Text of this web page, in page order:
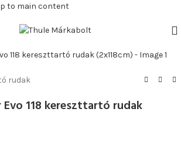
to main content
rudak
Evo 118 kereszttartó rudak